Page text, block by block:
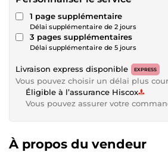
1 page supplémentaire
Délai supplémentaire de 2 jours
3 pages supplémentaires
Délai supplémentaire de 5 jours
Livraison express disponible EXPRESS
Vous pouvez choisir un délai plus
Éligible à l’assurance Hiscox
Vous pouvez assurer votre
À propos du vendeur